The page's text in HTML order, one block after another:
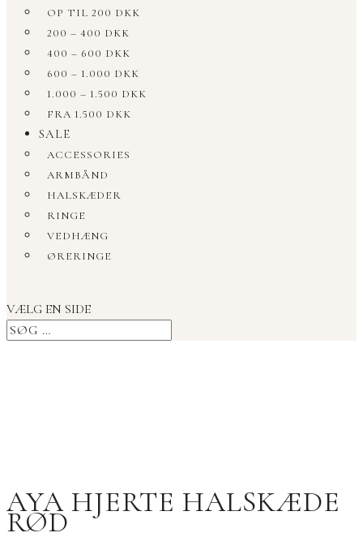
OP TIL 200 DKK
200 – 400 DKK
400 – 600 DKK
600 – 1.000 DKK
1.000 – 1.500 DKK
FRA 1.500 DKK
SALE
ACCESSORIES
ARMBÅND
HALSKÆDER
RINGE
VEDHÆNG
ØRERINGE
VÆLG EN SIDE
AYA HJERTE HALSKÆDE
RØD